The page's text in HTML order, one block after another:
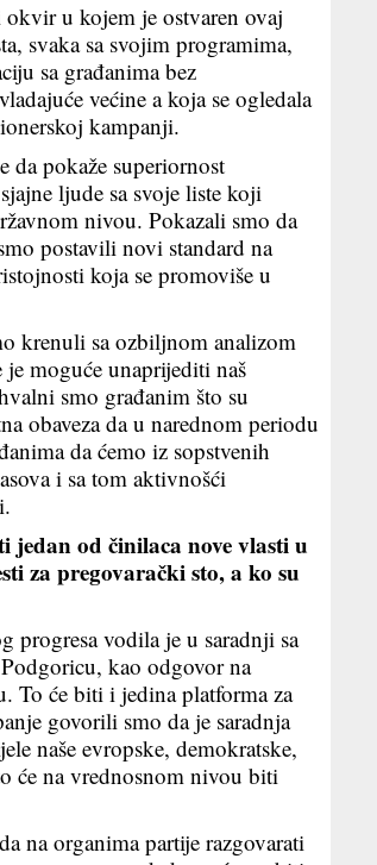
u kojem je ostvaren ovaj
svaka sa svojim programima,
sa građanima bez
većine a koja se ogledala
kampanji.
da pokaže superiornost
ljude sa svoje liste koji
nivou. Pokazali smo da
postavili novi standard na
koja se promoviše u
krenuli sa ozbiljnom analizom
moguće unaprijediti naš
smo građanim što su
obaveza da u narednom periodu
da ćemo iz sopstvenih
i sa tom aktivnošći
od činilaca nove vlasti u
za pregovarački sto, a ko su
vodila je u saradnji sa
kao odgovor na
To će biti i jedina platforma za
govorili smo da je saradnja
naše evropske, demokratske,
će na vrednosnom nivou biti
na organima partije razgovarati